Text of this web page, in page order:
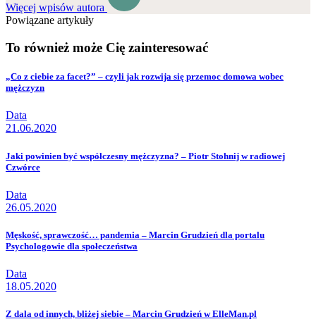
Więcej wpisów autora
Powiązane artykuły
To również może Cię zainteresować
„Co z ciebie za facet?” – czyli jak rozwija się przemoc domowa wobec
mężczyzn
Data
21.06.2020
Jaki powinien być współczesny mężczyzna? – Piotr Stohnij w radiowej
Czwórce
Data
26.05.2020
Męskość, sprawczość… pandemia – Marcin Grudzień dla portalu
Psychologowie dla społeczeństwa
Data
18.05.2020
Z dala od innych, bliżej siebie – Marcin Grudzień w ElleMan.pl